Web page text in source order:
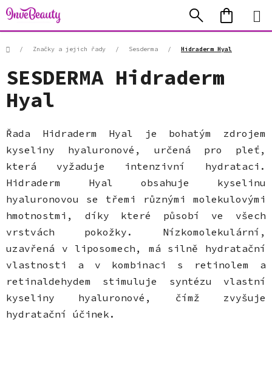
Přejít
na
obsah
Hledat
KOŠÍK
Domů/ Značky a jejich řady / Sesderma / Hidraderm Hyal
SESDERMA Hidraderm
Hyal
Řada Hidraderm Hyal je bohatým zdrojem
kyseliny hyaluronové, určená pro pleť,
která vyžaduje intenzivní hydrataci.
Hidraderm Hyal obsahuje kyselinu
hyaluronovou se třemi různými molekulovými
hmotnostmi, díky které působí ve všech
vrstvách pokožky. Nízkomolekulární,
uzavřená v liposomech, má silně hydratační
vlastnosti a v kombinaci s retinolem a
retinaldehydem stimuluje syntézu vlastní
kyseliny hyaluronové, čímž zvyšuje
hydratační účinek.